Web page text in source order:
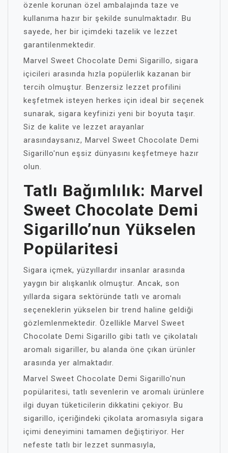
özenle korunan özel ambalajında taze ve
kullanıma hazır bir şekilde sunulmaktadır. Bu
sayede, her bir içimdeki tazelik ve lezzet
garantilenmektedir.
Marvel Sweet Chocolate Demi Sigarillo, sigara
içicileri arasında hızla popülerlik kazanan bir
tercih olmuştur. Benzersiz lezzet profilini
keşfetmek isteyen herkes için ideal bir seçenek
sunarak, sigara keyfinizi yeni bir boyuta taşır.
Siz de kalite ve lezzet arayanlar
arasındaysanız, Marvel Sweet Chocolate Demi
Sigarillo'nun eşsiz dünyasını keşfetmeye hazır
olun.
Tatlı Bağımlılık: Marvel
Sweet Chocolate Demi
Sigarillo’nun Yükselen
Popülaritesi
Sigara içmek, yüzyıllardır insanlar arasında
yaygın bir alışkanlık olmuştur. Ancak, son
yıllarda sigara sektöründe tatlı ve aromalı
seçeneklerin yükselen bir trend haline geldiği
gözlemlenmektedir. Özellikle Marvel Sweet
Chocolate Demi Sigarillo gibi tatlı ve çikolatalı
aromalı sigariller, bu alanda öne çıkan ürünler
arasında yer almaktadır.
Marvel Sweet Chocolate Demi Sigarillo'nun
popülaritesi, tatlı sevenlerin ve aromalı ürünlere
ilgi duyan tüketicilerin dikkatini çekiyor. Bu
sigarillo, içeriğindeki çikolata aromasıyla sigara
içimi deneyimini tamamen değiştiriyor. Her
nefeste tatlı bir lezzet sunmasıyla,